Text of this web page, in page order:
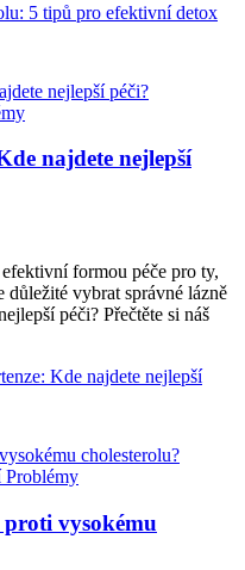
5 tipů pro efektivní detox
najdete nejlepší
formou péče pro ty,
vybrat správné lázně
péči? Přečtěte si náš
Kde najdete nejlepší
Problémy
vysokému